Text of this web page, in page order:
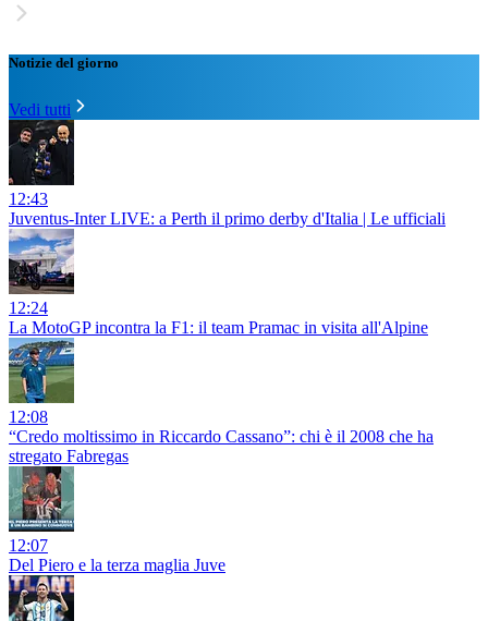
Notizie del giorno
Vedi tutti
12:43
Juventus-Inter LIVE: a Perth il primo derby d'Italia | Le ufficiali
12:24
La MotoGP incontra la F1: il team Pramac in visita all'Alpine
12:08
“Credo moltissimo in Riccardo Cassano”: chi è il 2008 che ha
stregato Fabregas
12:07
Del Piero e la terza maglia Juve